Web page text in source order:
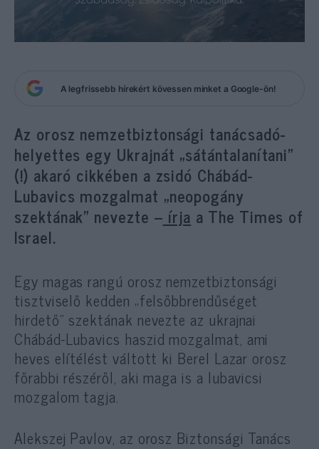
A legfrissebb hírekért kövessen minket a Google-ön!
Az orosz nemzetbiztonsági tanácsadó-
helyettes egy Ukrajnát „sátántalanítani”
(!) akaró cikkében a zsidó Chábád-
Lubavics mozgalmat „neopogány
szektának” nevezte – írja a The Times of
Israel.
Egy magas rangú orosz nemzetbiztonsági
tisztviselő kedden „felsőbbrendűséget
hirdető” szektának nevezte az ukrajnai
Chábád-Lubavics haszid mozgalmat, ami
heves elítélést váltott ki Berel Lazar orosz
főrabbi részéről, aki maga is a lubavicsi
mozgalom tagja.
Alekszej Pavlov, az orosz Biztonsági Tanács